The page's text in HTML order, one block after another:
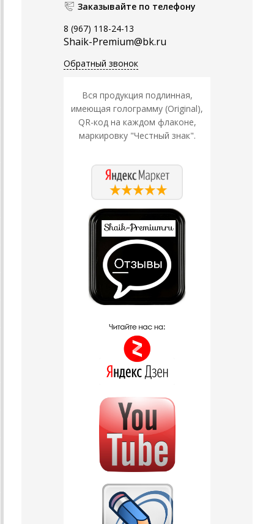
Заказывайте по телефону
8 (967) 118-24-13
Shaik-Premium@bk.ru
Обратный звонок
Вся продукция подлинная,
имеющая голограмму (Original),
QR-код на каждом флаконе,
маркировку "Честный знак".